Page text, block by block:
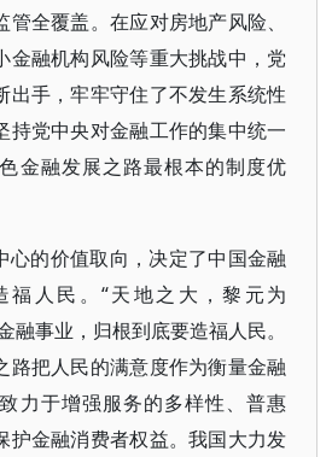
全覆盖。在应对房地产风险、
金融机构风险等重大挑战中，党
出手，牢牢守住了不发生系统性
持党中央对金融工作的集中统一
金融发展之路最根本的制度优
心的价值取向，决定了中国金融
福人民。“天地之大，黎元为
融事业，归根到底要造福人民。
路把人民的满意度作为衡量金融
力于增强服务的多样性、普惠
护金融消费者权益。我国大力发